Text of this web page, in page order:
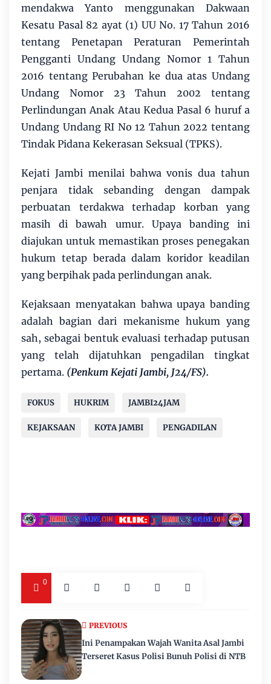
mendakwa Yanto menggunakan Dakwaan
Kesatu Pasal 82 ayat (1) UU No. 17 Tahun 2016
tentang Penetapan Peraturan Pemerintah
Pengganti Undang Undang Nomor 1 Tahun
2016 tentang Perubahan ke dua atas Undang
Undang Nomor 23 Tahun 2002 tentang
Perlindungan Anak Atau Kedua Pasal 6 huruf a
Undang Undang RI No 12 Tahun 2022 tentang
Tindak Pidana Kekerasan Seksual (TPKS).
Kejati Jambi menilai bahwa vonis dua tahun
penjara tidak sebanding dengan dampak
perbuatan terdakwa terhadap korban yang
masih di bawah umur. Upaya banding ini
diajukan untuk memastikan proses penegakan
hukum tetap berada dalam koridor keadilan
yang berpihak pada perlindungan anak.
Kejaksaan menyatakan bahwa upaya banding
adalah bagian dari mekanisme hukum yang
sah, sebagai bentuk evaluasi terhadap putusan
yang telah dijatuhkan pengadilan tingkat
pertama. (Penkum Kejati Jambi, J24/FS).
FOKUS HUKRIM JAMBI24JAM
KEJAKSAAN KOTA JAMBI PENGADILAN
0
PREVIOUS
Ini Penampakan Wajah Wanita Asal Jambi
Terseret Kasus Polisi Bunuh Polisi di NTB